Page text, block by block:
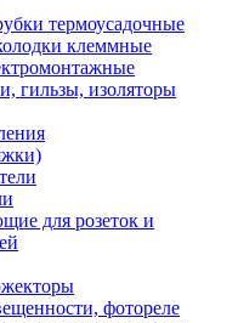
термоусадочные
клеммные
гильзы, изоляторы
для розеток и
фотореле